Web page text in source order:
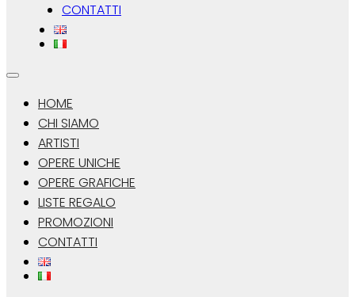
CONTATTI
HOME
CHI SIAMO
ARTISTI
OPERE UNICHE
OPERE GRAFICHE
LISTE REGALO
PROMOZIONI
CONTATTI